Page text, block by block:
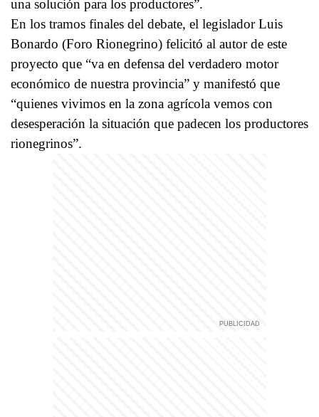
una solución para los productores”.
En los tramos finales del debate, el legislador Luis
Bonardo (Foro Rionegrino) felicitó al autor de este
proyecto que “va en defensa del verdadero motor
económico de nuestra provincia” y manifestó que
“quienes vivimos en la zona agrícola vemos con
desesperación la situación que padecen los productores
rionegrinos”.